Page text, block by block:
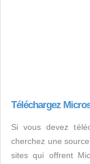
Téléchargez
Si vous devez
cherchez une
sites qui offrent